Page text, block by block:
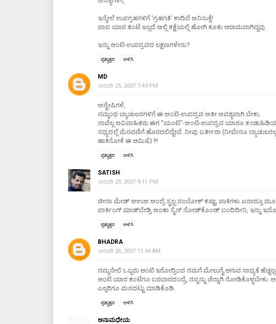
ಇನ್ಮೇಲೆ ಉಪಗ್ರಹಗಳಿಗೆ 'ಗ್ರಹಗತಿ' ಕಾದಿದೆ ಅನಿಸುತ್ತೆ!
ಪಾಪ ಯಾರ ತಂಟೆ ಇಲ್ಲದೆ ಅಲ್ಲಿ ಕಕ್ಷೆಯಲ್ಲಿ ಹೋಗಿ ಕೂತು ಆರಾಮವಾಗಿದ್ದವು.
ಇನ್ನು ಆಂಟಿ-ಉಪದ್ರವದ ಲಕ್ಷಣಗಳೇನು?
ಪ್ರತ್ಯುತ್ತರ ಅಳಿಸಿ
MD
ಜನವರಿ 25, 2007 7:49 PM
ಅನ್ವೇಷಿಗಳೆ,
ನಮ್ಮಂಥ ಬ್ಯಾಚುಲರಗಳಿಗೆ ಈ ಅಂಟಿ-ಉಪದ್ರವ ಅತೀ ಅವಶ್ಯವಾಗಿ ಬೇಕು.
ನಾವೆಲ್ಲ ಅವಿವಾಹಿತರು ಈಗ "ಯಂಟಿ"-ಅಂಟಿ-ಉಪದ್ರವ ಯಾರೂ
ಸಧ್ಯದಲ್ಲೆ ಮೆರವಣಿಗೆ ಹೊರದಲಿದ್ದೇವೆ. ನೀವು ಬರ್ತೀರಾ (ನೀವೇನೂ
ಹಾಕಿಸೋಕೆ ಈ ಆಮಿಷೆ) !!!
ಪ್ರತ್ಯುತ್ತರ ಅಳಿಸಿ
SATISH
ಜನವರಿ 25, 2007 9:11 PM
ಚೀನಾ ಮೇಡ್ ಅ‌ಉಅ ಅಂದ್ರೆ ಸ್ವಲ್ಪ ನಂಬೋಕ್ ಕಷ್ಟಾ, ಪಾಕಿಗಳು ಏನಾದ್ರೂ
ಪಾರ್ಕಿಂಗ್ ಮಾಡ್‌ಬೇಡ್ರಿ ಅಂತಾ ಸೈನ್ ನೋಡ್‌ಕೊಂಡ್ ಬಂದಿದೀನಿ, ಇನ್ನು
ಪ್ರತ್ಯುತ್ತರ ಅಳಿಸಿ
BHADRA
ಜನವರಿ 26, 2007 11:44 AM
ನಮ್ಮನೇಲಿ ಒಬ್ಬರು ಆಂಟಿ ಇರೋದ್ರಿಂದ ನಮಗೆ ಮೇಲುಗೈ ಆಗುವ ಸಾಧ್ಯತೆ
ಆಂಟಿ ಯಾರ ತಂಟೆಗೂ ಬರಬಾರದಂದ್ರೆ, ನನ್ನನ್ನು ಚೆನ್ನಾಗಿ
ಎಲ್ಲರಿಗೂ ಮನದಟ್ಟು ಮಾಡಿಕೊಡಿ.
ಪ್ರತ್ಯುತ್ತರ ಅಳಿಸಿ
ಅನಾಮಧೇಯ